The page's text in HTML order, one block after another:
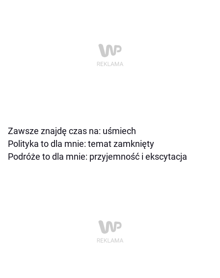
Zawsze znajdę czas na: uśmiech
Polityka to dla mnie: temat zamknięty
Podróże to dla mnie: przyjemność i ekscytacja